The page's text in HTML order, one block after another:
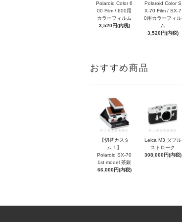
Polaroid Color 6
00 Film / 600用
カラーフィルム
3,520円(内税)
Polaroid Color S
X-70 Film / SX-7
0用カラーフィル
ム
3,520円(内税)
おすすめ商品
【切替カスタ
ム！】
Polaroid SX-70
1st model 茶銀
66,000円(内税)
Leica M3 ダブル
ストローク
308,000円(内税)